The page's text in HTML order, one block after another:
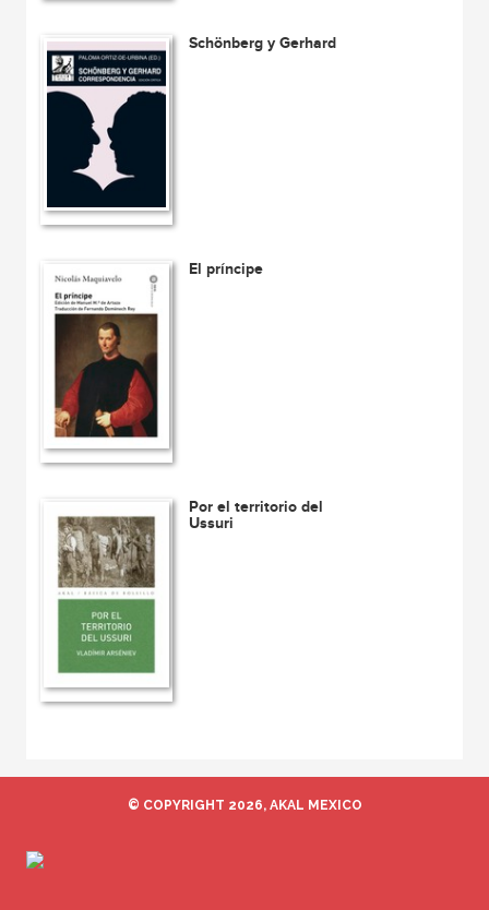
Schönberg y Gerhard
El príncipe
Por el territorio del
Ussuri
© COPYRIGHT 2026, AKAL MEXICO